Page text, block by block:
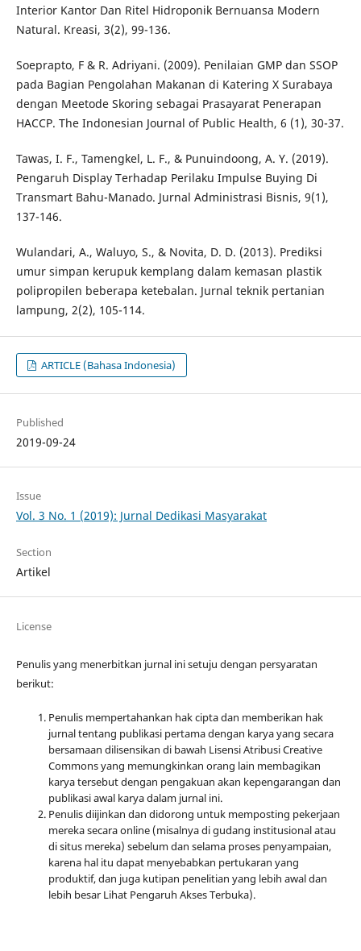
Interior Kantor Dan Ritel Hidroponik Bernuansa Modern
Natural. Kreasi, 3(2), 99-136.
Soeprapto, F & R. Adriyani. (2009). Penilaian GMP dan SSOP
pada Bagian Pengolahan Makanan di Katering X Surabaya
dengan Meetode Skoring sebagai Prasayarat Penerapan
HACCP. The Indonesian Journal of Public Health, 6 (1), 30-37.
Tawas, I. F., Tamengkel, L. F., & Punuindoong, A. Y. (2019).
Pengaruh Display Terhadap Perilaku Impulse Buying Di
Transmart Bahu-Manado. Jurnal Administrasi Bisnis, 9(1),
137-146.
Wulandari, A., Waluyo, S., & Novita, D. D. (2013). Prediksi
umur simpan kerupuk kemplang dalam kemasan plastik
polipropilen beberapa ketebalan. Jurnal teknik pertanian
lampung, 2(2), 105-114.
ARTICLE (Bahasa Indonesia)
Published
2019-09-24
Issue
Vol. 3 No. 1 (2019): Jurnal Dedikasi Masyarakat
Section
Artikel
License
Penulis yang menerbitkan jurnal ini setuju dengan persyaratan
berikut:
Penulis mempertahankan hak cipta dan memberikan hak
jurnal tentang publikasi pertama dengan karya yang secara
bersamaan dilisensikan di bawah Lisensi Atribusi Creative
Commons yang memungkinkan orang lain membagikan
karya tersebut dengan pengakuan akan kepengarangan dan
publikasi awal karya dalam jurnal ini.
Penulis diijinkan dan didorong untuk memposting pekerjaan
mereka secara online (misalnya di gudang institusional atau
di situs mereka) sebelum dan selama proses penyampaian,
karena hal itu dapat menyebabkan pertukaran yang
produktif, dan juga kutipan penelitian yang lebih awal dan
lebih besar Lihat Pengaruh Akses Terbuka).